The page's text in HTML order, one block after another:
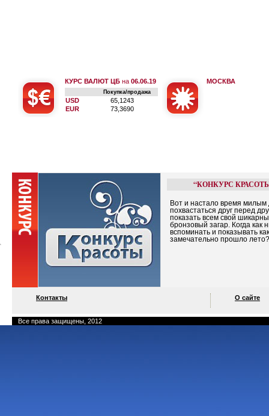
КУРС ВАЛЮТ ЦБ на 06.06.19
Покупка/продажа
USD
65,1243
EUR
73,3690
МОСКВА
“КОНКУРС
Вот и настало время
похвастаться друг перед
показать всем свой
бронзовый загар. Когда как
вспоминать и показывать как
замечательно прошло лето?
Контакты О сайте
Все права защищены, 2012